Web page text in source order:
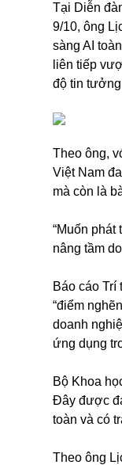
Tại Diễn
9/10, ông
sàng AI
liên tiếp
độ tin tưởng
Theo ông,
Việt Nam
mà còn là
“Muốn
nâng tầm
Báo cáo
“điểm
doanh
ứng dụng
Bộ Khoa
Đây được
toàn và có
Theo ông